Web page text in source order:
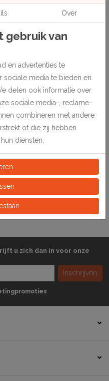
ca. 110 kg.
kruiskopschroeven,
Zakje
u zich dan in voor onze
Inschrijven
Over
gebruik van
en advertenties te
sociale media te bieden en
delen ook informatie over
sociale media-, reclame-
combineren met andere
of die zij hebben
diensten.